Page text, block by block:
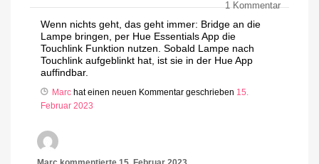
1Kommentar
Wenn nichts geht, das geht immer: Bridge an die
Lampe bringen, per Hue Essentials App die
Touchlink Funktion nutzen. Sobald Lampe nach
Touchlink aufgeblinkt hat, ist sie in der Hue App
auffindbar.
Marc hat einen neuen Kommentar geschrieben 15.
Februar 2023